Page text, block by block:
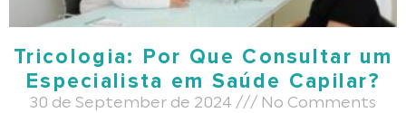
Tricologia: Por Que Consultar um
Especialista em Saúde Capilar?
30 de September de 2024 No Comments